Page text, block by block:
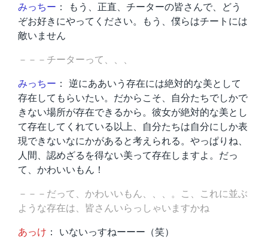
みっちー ： もう、正直、チーターの皆さんで、どう
ぞお好きにやってください。もう、僕らはチートには
敵いません
－－－チーターって、、、
みっちー ： 逆にああいう存在には絶対的な美として
存在してもらいたい。だからこそ、自分たちでしかで
きない場所が存在できるから。彼女が絶対的な美とし
て存在してくれている以上、自分たちは自分にしか表
現できないなにかがあると考えられる。やっぱりね、
人間、認めざるを得ない美って存在しますよ。だっ
て、かわいいもん！
－－－だって、かわいいもん、、、。こ、これに並ぶ
ような存在は、皆さんいらっしゃいますかね
あっけ ： いないっすねーーー（笑）